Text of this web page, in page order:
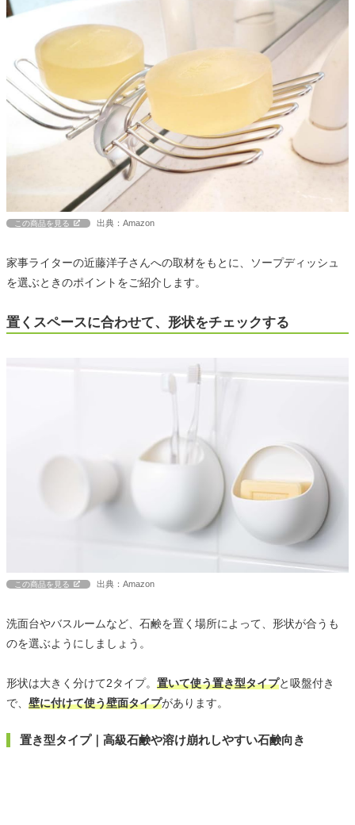
この商品を見る 出典：Amazon
家事ライターの近藤洋子さんへの取材をもとに、ソープディッシュ
を選ぶときのポイントをご紹介します。
置くスペースに合わせて、形状をチェックする
この商品を見る 出典：Amazon
洗面台やバスルームなど、石鹸を置く場所によって、形状が合うも
のを選ぶようにしましょう。
形状は大きく分けて2タイプ。 置いて使う置き型タイプと吸盤付き
で、 壁に付けて使う壁面タイプがあります。
置き型タイプ｜高級石鹸や溶け崩れしやすい石鹸向き